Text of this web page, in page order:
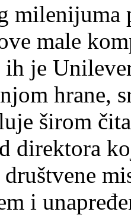
male
je
hrane,
širom
direktora
i